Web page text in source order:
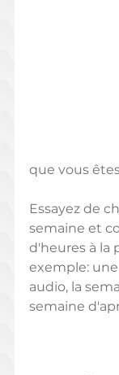
que vous
Essayez de
semaine et
d'heures à la
exemple:
audio, la
semaine